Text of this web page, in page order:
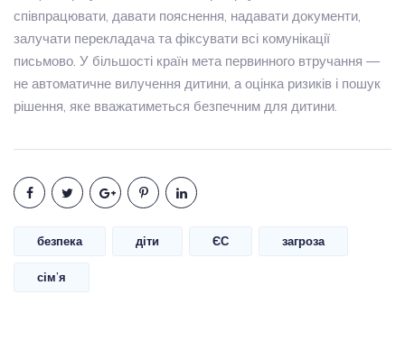
співпрацювати, давати пояснення, надавати документи,
залучати перекладача та фіксувати всі комунікації
письмово. У більшості країн мета первинного втручання —
не автоматичне вилучення дитини, а оцінка ризиків і пошук
рішення, яке вважатиметься безпечним для дитини.
безпека діти ЄС загроза
сім’я